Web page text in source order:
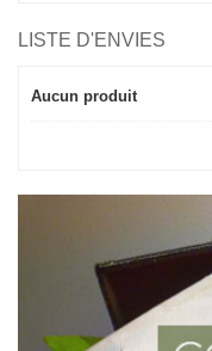
LISTE D'ENVIES
Aucun produit